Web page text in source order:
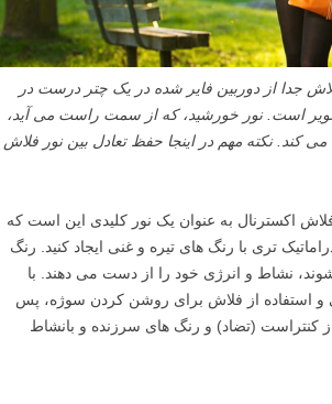
جدا از دوربین فایر شده در یک چتر درست در
است. نور خورشید، که از سمت راست می آید،
می کند. نکته مهم در اینجا حفظ تعادل بین نور فلاش
اکسترنال به عنوان یک نور کلیدی این است که
تری با رنگ های تیره و غنی ایجاد کنید. رنگ
نشاط و انرژی خود را از دست می دهند. با
و استفاده از فلاش برای روشن کردن سوژه، پس
کنتراست (تضاد) و رنگ های سرزنده و بانشاط